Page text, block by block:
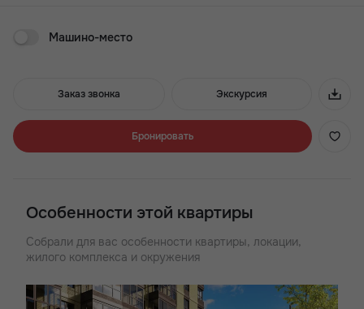
Жилой комплекс-небоскрёб «Донской Арбат» в центральном
близость развитой городской инфраструктуры, где есть
учреждений. Рядом находится бассейн «Волна» и стадион
«Динамо». В жилом комплексе спроектированы студии,
одно-, двух-и трёхкомнатные квартиры площадью от 21 до 76
Машино-место
Заказ звонка Экскурсия
Бронировать
Особенности этой квартиры
Собрали для вас особенности квартиры, локации,
жилого комплекса и окружения